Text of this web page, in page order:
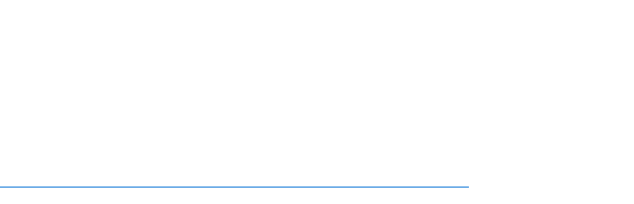
，全程紧盯项目洽谈，签约、落地、投产各环节，以“招落
进一步明确产业方向、压实攻坚责任、整合要素资源，推动
商全面发力，将为东宝高质量发展注入新的强劲动能。（完）